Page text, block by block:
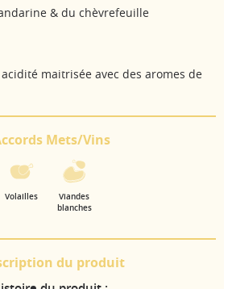
& du chèvrefeuille
maitrisée avec des aromes de
Mets/Vins
Volailles
Viandes
blanches
du produit